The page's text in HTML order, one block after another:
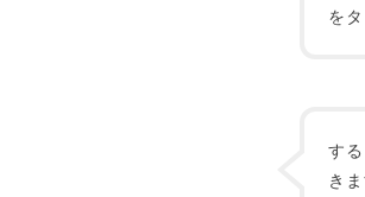
を
す
きま